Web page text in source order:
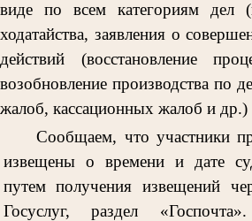
виде по всем категориям дел
ходатайства, заявления о
действий (восстановление
возобновление производства по
жалоб, кассационных жалоб и др.)
Сообщаем, что участники
извещены о времени и дате
путем получения извещений
Госуслуг, раздел